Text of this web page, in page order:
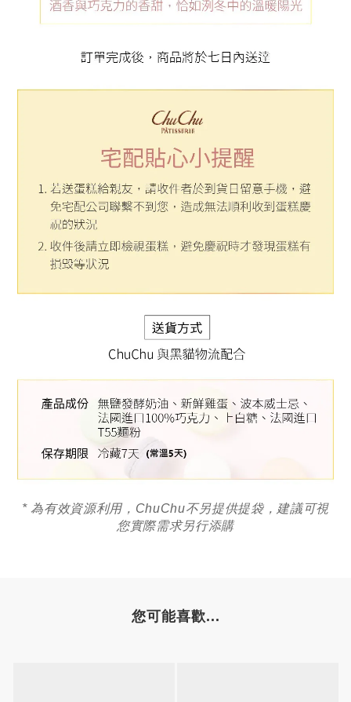
* 為有效資源利用， ChuChu不另提供提袋，建議可視
您實際需求另行添購
您可能喜歡...